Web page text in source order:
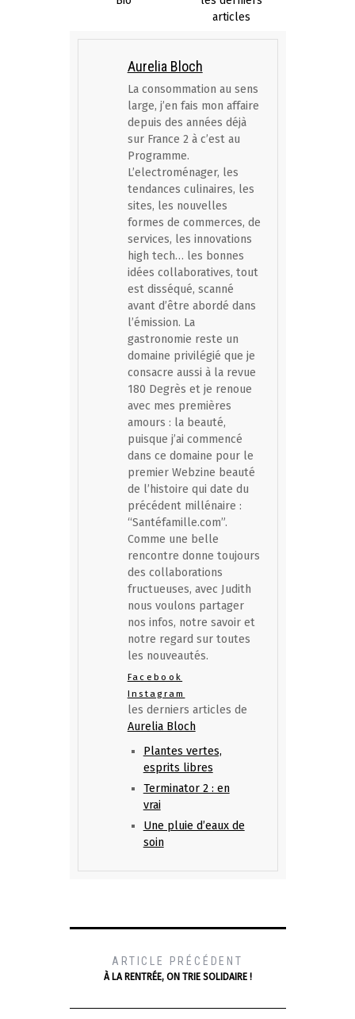
articles
Aurelia Bloch
La consommation au sens
large, j’en fais mon affaire
depuis des années déjà
sur France 2 à c’est au
Programme.
L’electroménager, les
tendances culinaires, les
sites, les nouvelles
formes de commerces, de
services, les innovations
high tech… les bonnes
idées collaboratives, tout
est disséqué, scanné
avant d’être abordé dans
l’émission. La
gastronomie reste un
domaine privilégié que je
consacre aussi à la revue
180 Degrès et je renoue
avec mes premières
amours : la beauté,
puisque j’ai commencé
dans ce domaine pour le
premier Webzine beauté
de l’histoire qui date du
précédent millénaire :
“Santéfamille.com”.
Comme une belle
rencontre donne toujours
des collaborations
fructueuses, avec Judith
nous voulons partager
nos infos, notre savoir et
notre regard sur toutes
les nouveautés.
Facebook
Instagram
les derniers articles de
Aurelia Bloch
Plantes vertes,
esprits libres
Terminator 2 : en
vrai
Une pluie d’eaux de
soin
ARTICLE PRÉCÉDENT
À LA RENTRÉE, ON TRIE SOLIDAIRE !